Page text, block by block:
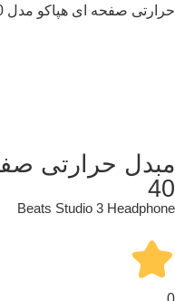
حرارتی صفحه ای هپاکو مدل HP-40
40
Beats Studio 3 Headphone